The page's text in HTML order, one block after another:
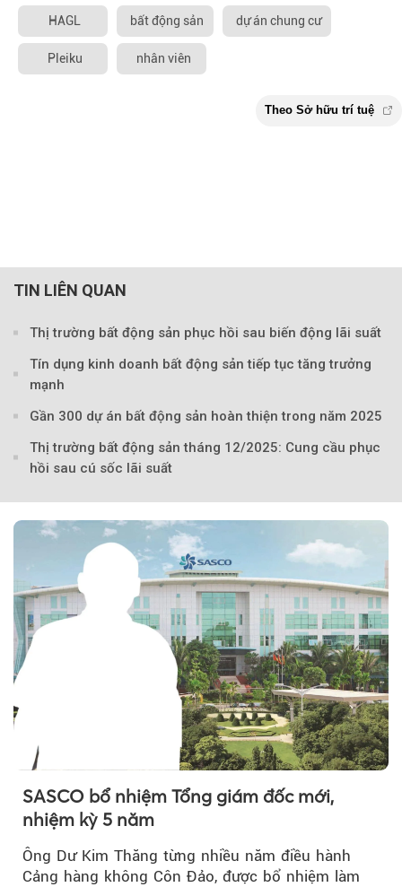
HAGL bất động sản dự án chung cư
Pleiku nhân viên
Theo Sở hữu trí
TIN LIÊN QUAN
Thị trường bất động sản phục hồi sau biến động lãi suất
Tín dụng kinh doanh bất động sản tiếp tục tăng trưởng
mạnh
Gần 300 dự án bất động sản hoàn thiện trong năm 2025
Thị trường bất động sản tháng 12/2025: Cung cầu phục
hồi sau cú sốc lãi suất
SASCO bổ nhiệm Tổng giám đốc mới,
nhiệm kỳ 5 năm
Ông Dư Kim Thăng từng nhiều năm điều hành
Cảng hàng không Côn Đảo, được bổ nhiệm làm